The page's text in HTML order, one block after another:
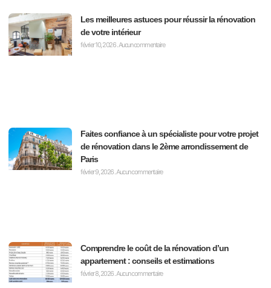
Les meilleures astuces pour réussir la rénovation
de votre intérieur
février 10, 2026Aucun commentaire
Faites confiance à un spécialiste pour votre projet
de rénovation dans le 2ème arrondissement de
Paris
février 9, 2026Aucun commentaire
Comprendre le coût de la rénovation d’un
appartement : conseils et estimations
février 8, 2026 Aucun commentaire